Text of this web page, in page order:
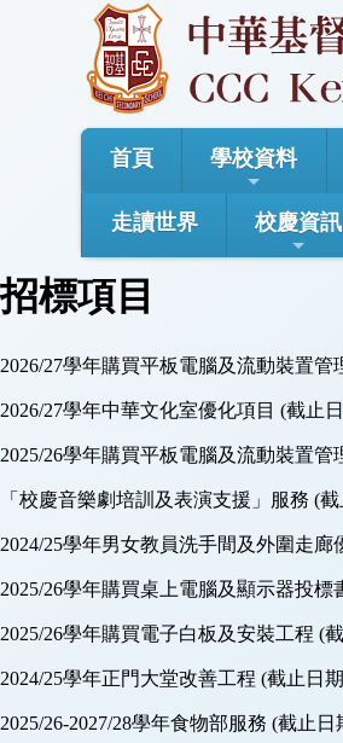
首頁 學校資料
走讀世界 校慶資訊
招標項目